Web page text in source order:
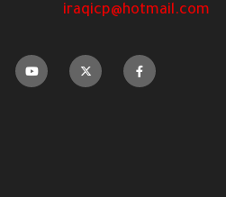
iraqicp@hotmail.com